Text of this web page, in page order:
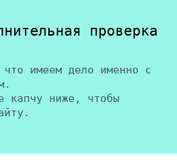
проверка
имеем дело именно с
капчу ниже, чтобы